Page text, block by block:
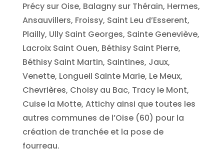
Précy sur Oise, Balagny sur Thérain, Hermes,
Ansauvillers, Froissy, Saint Leu d’Esserent,
Plailly, Ully Saint Georges, Sainte Geneviève,
Lacroix Saint Ouen, Béthisy Saint Pierre,
Béthisy Saint Martin, Saintines, Jaux,
Venette, Longueil Sainte Marie, Le Meux,
Chevrières, Choisy au Bac, Tracy le Mont,
Cuise la Motte, Attichy ainsi que toutes les
autres communes de l’Oise (60) pour la
création de tranchée et la pose de
fourreau.